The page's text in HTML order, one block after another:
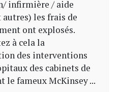
infirmière / aide
les frais de
ont explosés.
à cela la
des interventions
des cabinets de
le fameux McKinsey ...